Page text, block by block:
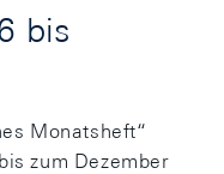
bis
Monatsheft“
zum Dezember